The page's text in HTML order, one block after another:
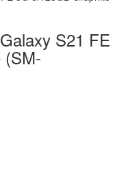
S21 FE
(SM-